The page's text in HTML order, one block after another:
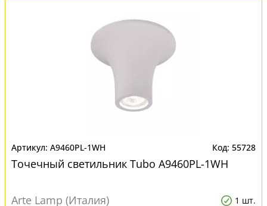
A9460PL-1WH 55728
Точечный светильник Tubo A9460PL-1WH
Arte Lamp (Италия) 1 шт.